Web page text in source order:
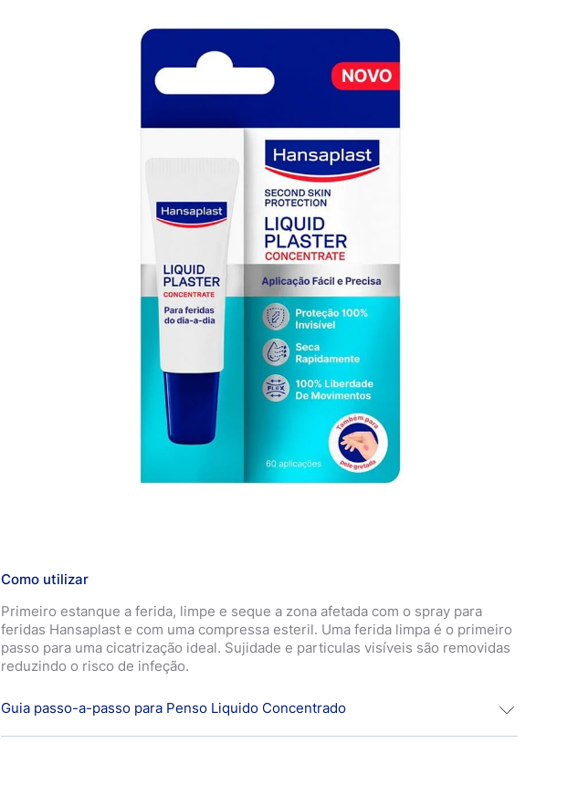
Como utilizar
Primeiro estanque a ferida, limpe e seque a zona afetada com o spray para
feridas Hansaplast e com uma compressa esteril. Uma ferida limpa é o primeiro
passo para uma cicatrização ideal. Sujidade e particulas visíveis são removidas
reduzindo o risco de infeção.
Guia passo-a-passo para Penso Liquido Concentrado